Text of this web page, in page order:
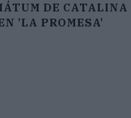
DE CATALINA
'LA PROMESA'